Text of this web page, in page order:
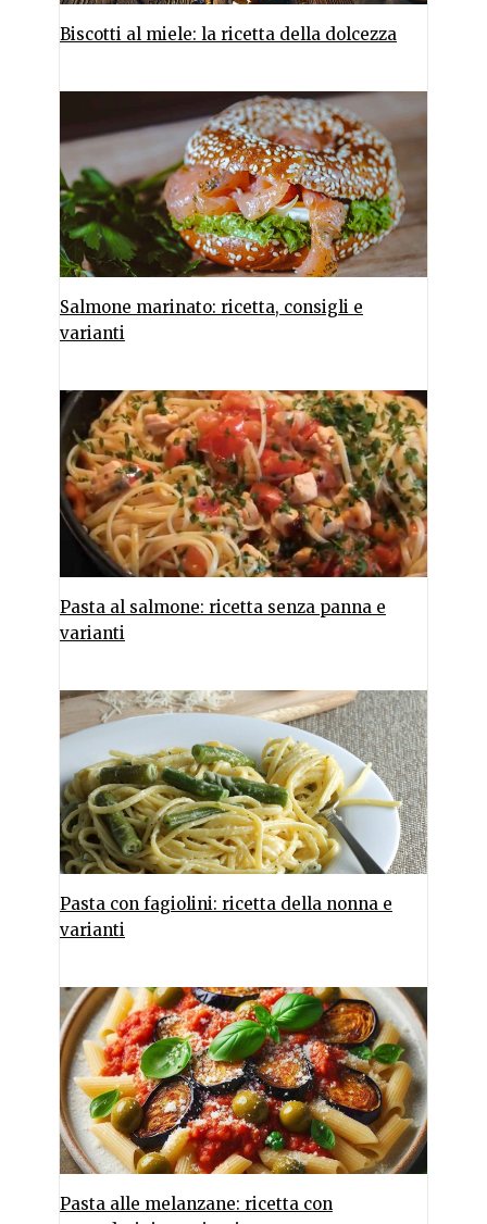
Biscotti al miele: la ricetta della dolcezza
Salmone marinato: ricetta, consigli e
varianti
Pasta al salmone: ricetta senza panna e
varianti
Pasta con fagiolini: ricetta della nonna e
varianti
Pasta alle melanzane: ricetta con